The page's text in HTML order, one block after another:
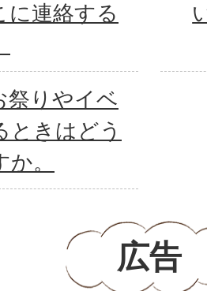
に連絡する
祭りやイベ
ときはどう
。
広告